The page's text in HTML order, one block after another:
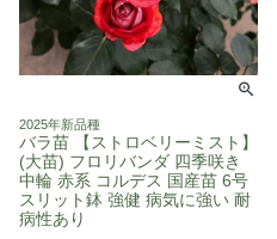
2025年新品種
バラ苗 【ストロベリーミスト】
(大苗) フロリバンダ 四季咲き
中輪 赤系 コルデス 国産苗 6号
スリット鉢 強健 病気に強い 耐
病性あり